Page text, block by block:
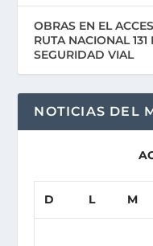
OBRAS EN EL
RUTA NACIONAL
SEGURIDAD VIAL
NOTICIAS DEL
D L M